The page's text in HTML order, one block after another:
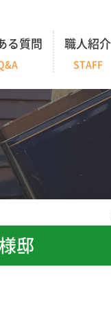
る質問 職人紹介
STAFF
邸